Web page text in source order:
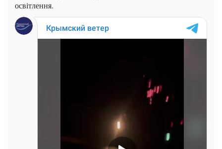
освітлення.